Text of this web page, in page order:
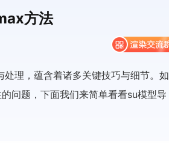
方法
理，蕴含着诸多关键技巧与细节。如
问题，下面我们来简单看看su模型导